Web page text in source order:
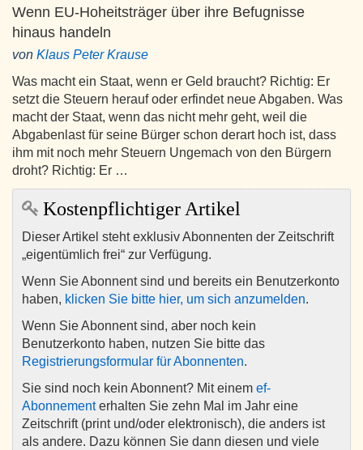
Wenn EU-Hoheitsträger über ihre Befugnisse
hinaus handeln
von Klaus Peter Krause
Was macht ein Staat, wenn er Geld braucht? Richtig: Er
setzt die Steuern herauf oder erfindet neue Abgaben. Was
macht der Staat, wenn das nicht mehr geht, weil die
Abgabenlast für seine Bürger schon derart hoch ist, dass
ihm mit noch mehr Steuern Ungemach von den Bürgern
droht? Richtig: Er …
Kostenpflichtiger Artikel
Dieser Artikel steht exklusiv Abonnenten der Zeitschrift
„eigentümlich frei“ zur Verfügung.
Wenn Sie Abonnent sind und bereits ein Benutzerkonto
haben, klicken Sie bitte hier, um sich anzumelden.
Wenn Sie Abonnent sind, aber noch kein
Benutzerkonto haben, nutzen Sie bitte das
Registrierungsformular für Abonnenten.
Sie sind noch kein Abonnent? Mit einem ef-
Abonnementerhalten Sie zehn Mal im Jahr eine
Zeitschrift (print und/oder elektronisch), die anders ist
als andere. Dazu können Sie dann diesen und viele